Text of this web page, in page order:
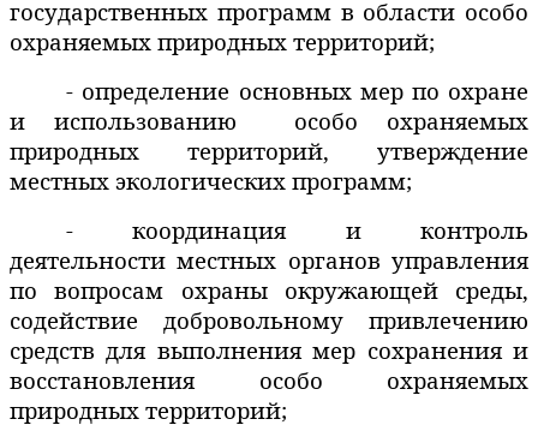
государственных программ в области особо
охраняемых природных территорий;
- определение основных мер по охране
и использованию
особо охраняемых
природных территорий, утверждение
местных экологических программ;
- координация и контроль
деятельности местных органов управления
по вопросам охраны окружающей среды,
содействие добровольному привлечению
средств для выполнения мер сохранения и
восстановления особо охраняемых
природных территорий;